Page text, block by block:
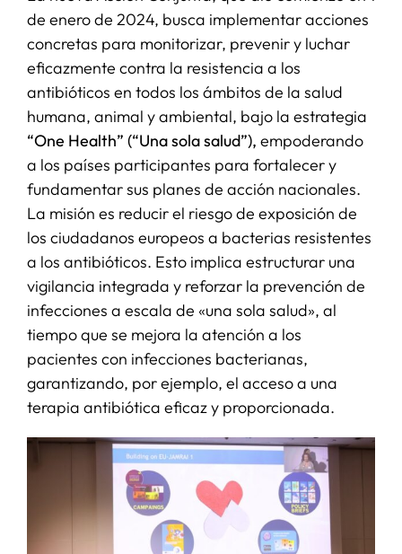
de enero de 2024, busca implementar acciones
concretas para monitorizar, prevenir y luchar
eficazmente contra la resistencia a los
antibióticos en todos los ámbitos de la salud
humana, animal y ambiental, bajo la estrategia
“One Health” (“Una sola salud”), empoderando
a los países participantes para fortalecer y
fundamentar sus planes de acción nacionales.
La misión es reducir el riesgo de exposición de
los ciudadanos europeos a bacterias resistentes
a los antibióticos. Esto implica estructurar una
vigilancia integrada y reforzar la prevención de
infecciones a escala de «una sola salud», al
tiempo que se mejora la atención a los
pacientes con infecciones bacterianas,
garantizando, por ejemplo, el acceso a una
terapia antibiótica eficaz y proporcionada.